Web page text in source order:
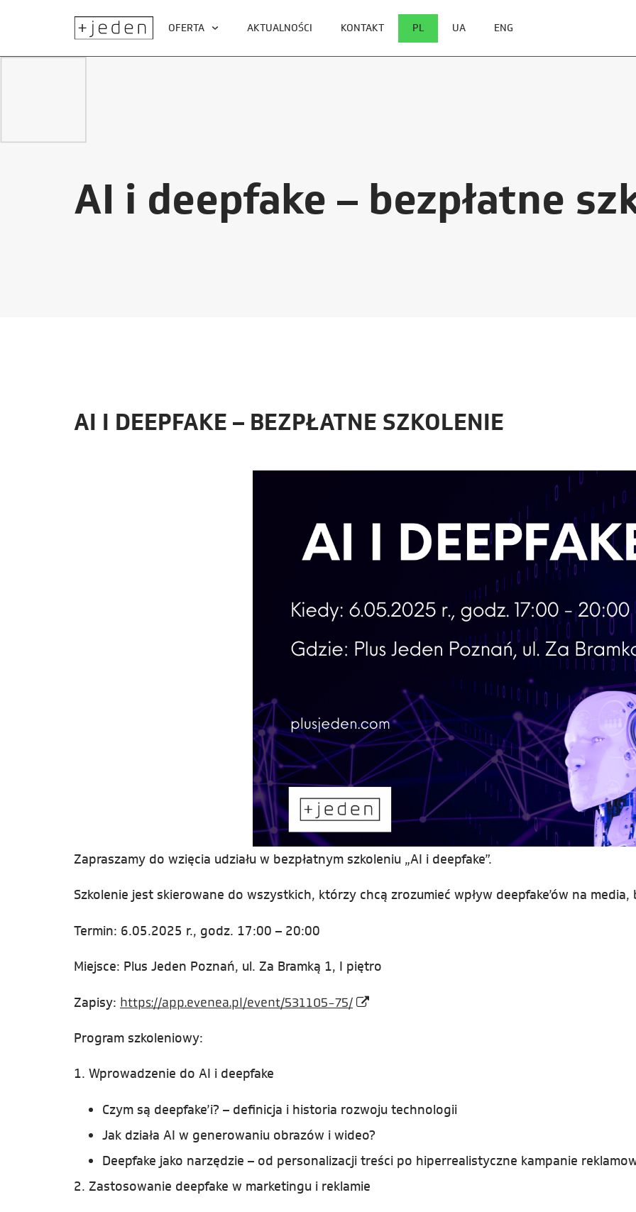
OFERTA AKTUALNOŚCI KONTAKT PL UA ENG
AI i deepfake – bezpłatne
AI I DEEPFAKE – BEZPŁATNE SZKOLENIE
Zapraszamy do wzięcia udziału w bezpłatnym szkoleniu „AI i deepfake”.
Szkolenie jest skierowane do wszystkich, którzy chcą zrozumieć wpływ deepfake’ów na
Termin: 6.05.2025 r., godz. 17:00 – 20:00
Miejsce: Plus Jeden Poznań, ul. Za Bramką 1, I piętro
Zapisy: https://app.evenea.pl/event/531105-75/
Program szkoleniowy:
1. Wprowadzenie do AI i deepfake
Czym są deepfake’i? – definicja i historia rozwoju technologii
Jak działa AI w generowaniu obrazów i wideo?
Deepfake jako narzędzie – od personalizacji treści po hiperrealistyczne kampanie
2. Zastosowanie deepfake w marketingu i reklamie